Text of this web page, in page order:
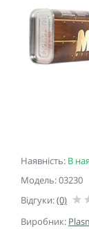
Наявність: В
Модель: 03230
Відгуки:(0)
Виробник: